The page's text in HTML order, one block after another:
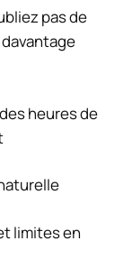
pas de
heures de
limites en